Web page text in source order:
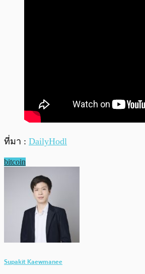
ที่มา : DailyHodl
bitcoin
Supakit Kaewmanee